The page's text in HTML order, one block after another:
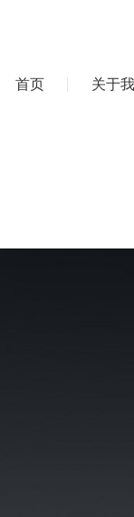
首页 关于